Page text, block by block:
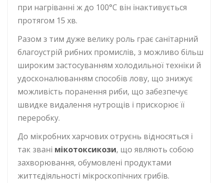
при нагріванні ж до 100°С він інактивується
протягом 15 хв.
Разом з тим дуже велику роль грає санітарний
благоустрій рибних промислів, з можливо більш
широким застосуванням холодильної техніки й
удосконалюванням способів лову, що знижує
можливість поранення риби, що забезпечує
швидке видалення нутрощів і прискорює її
переробку.
До мікробних харчових отруєнь відносяться і
так звані мікотоксикози, що являють собою
захворювання, обумовлені продуктами
життєдіяльності мікроскопічних грибів.